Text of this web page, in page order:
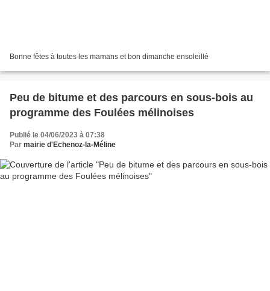
Bonne fêtes à toutes les mamans et bon dimanche ensoleillé
Peu de bitume et des parcours en sous-bois au
programme des Foulées mélinoises
Publié le 04/06/2023 à 07:38
Par mairie d'Echenoz-la-Méline